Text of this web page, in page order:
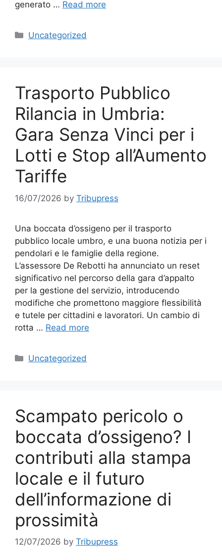
generato … Read more
Categories
Uncategorized
Trasporto Pubblico
Rilancia in Umbria:
Gara Senza Vinci per i
Lotti e Stop all’Aumento
Tariffe
16/07/2026 by Tribupress
Una boccata d’ossigeno per il trasporto
pubblico locale umbro, e una buona notizia per i
pendolari e le famiglie della regione.
L’assessore De Rebotti ha annunciato un reset
significativo nel percorso della gara d’appalto
per la gestione del servizio, introducendo
modifiche che promettono maggiore flessibilità
e tutele per cittadini e lavoratori. Un cambio di
rotta … Read more
Categories
Uncategorized
Scampato pericolo o
boccata d’ossigeno? I
contributi alla stampa
locale e il futuro
dell’informazione di
prossimità
12/07/2026 by Tribupress